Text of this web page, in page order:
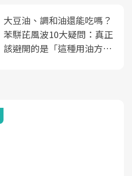
大豆油、調和油還能吃嗎？
苯駢芘風波10大疑問：真正
該避開的是「這種用油方